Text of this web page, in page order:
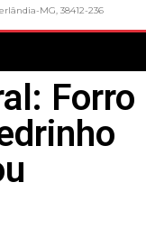
MG, 38412-236
Forro